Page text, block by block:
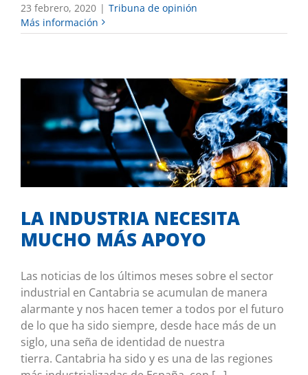
23 febrero, 2020 | Tribuna de opinión
Más información
LA INDUSTRIA NECESITA MUCHO MÁS
APOYO
Tribuna de opinión
LA INDUSTRIA NECESITA
MUCHO MÁS APOYO
Las noticias de los últimos meses sobre el sector
industrial en Cantabria se acumulan de manera
alarmante y nos hacen temer a todos por el futuro
de lo que ha sido siempre, desde hace más de un
siglo, una seña de identidad de nuestra
tierra. Cantabria ha sido y es una de las regiones